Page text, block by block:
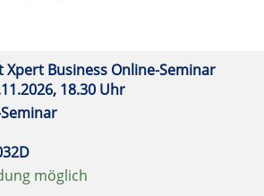
Business Online-Seminar
18.30 Uhr
möglich